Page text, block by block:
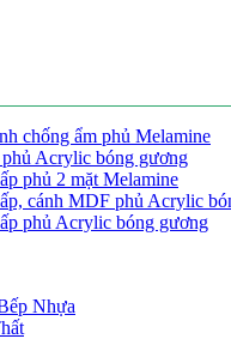
chống ẩm phủ Melamine
Acrylic bóng gương
phủ 2 mặt Melamine
cánh MDF phủ Acrylic
phủ Acrylic bóng gương
Nhựa